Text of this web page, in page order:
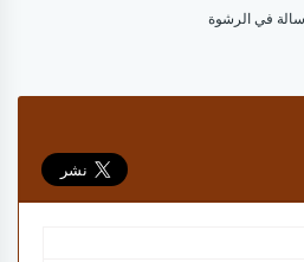
في الرشوة